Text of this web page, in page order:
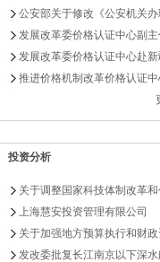
构建国有资本投资公司科学决策
印发《“十四五”时期社会服务
推动构建新发展格局取得新突破
全委党风廉政建设工作会暨廉政
份新闻发布会
公安部关于修改《公安机关
发展改革委价格认证中心副
发展改革委价格认证中心赴
推进价格机制改革价格认证
投资分析
关于调整国家科技体制改革
上海慧安投资管理有限公司
关于加强地方预算执行和财
发改委批复长江南京以下深